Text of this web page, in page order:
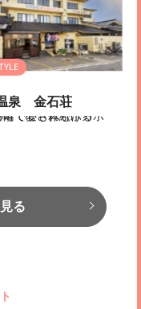
泉 金石荘
体もポカポカ！港町で愛され続ける
る